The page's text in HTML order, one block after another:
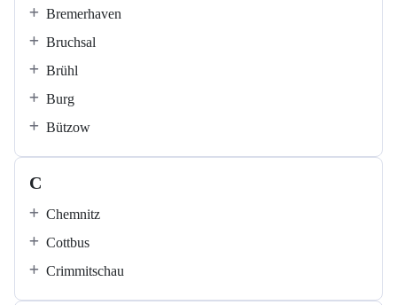
Bremerhaven
Bruchsal
Brühl
Burg
Bützow
C
Chemnitz
Cottbus
Crimmitschau